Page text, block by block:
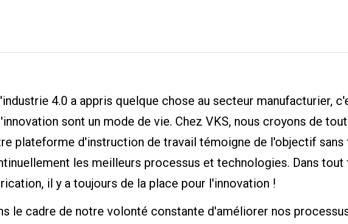
4.0 a appris quelque chose au secteur manufacturier,
sont un mode de vie. Chez VKS, nous croyons de
plateforme d'instruction de travail témoigne de l'objectif sans
les meilleurs processus et technologies. Dans tout
il y a toujours de la place pour l'innovation !
le cadre de notre volonté constante d'améliorer nos